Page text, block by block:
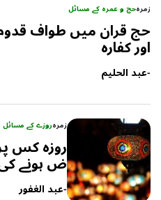
زمرہحج و عمرہ کے مسائل
حج قران میں طواف
اور کفارہ
-عبد الحلیم
زمرہروزے کے مسائل
روزہ کس
ض ہونے
-عبد الغفور